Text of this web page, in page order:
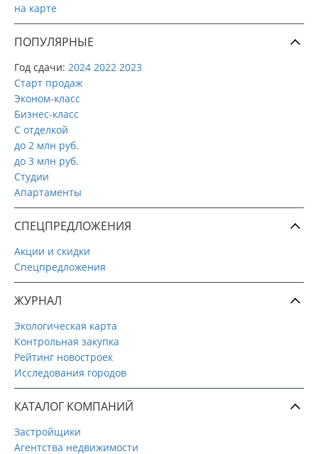
на карте
ПОПУЛЯРНЫЕ
Год сдачи: 2024 2022 2023
Старт продаж
Эконом-класс
Бизнес-класс
С отделкой
до 2 млн руб.
до 3 млн руб.
Студии
Апартаменты
СПЕЦПРЕДЛОЖЕНИЯ
Акции и скидки
Спецпредложения
ЖУРНАЛ
Экологическая карта
Контрольная закупка
Рейтинг новостроек
Исследования городов
КАТАЛОГ КОМПАНИЙ
Застройщики
Агентства недвижимости